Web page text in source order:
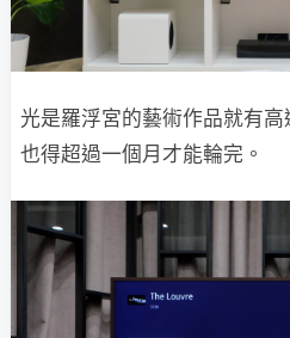
光是羅浮宮的藝術作品就有
也得超過一個月才能輪完。